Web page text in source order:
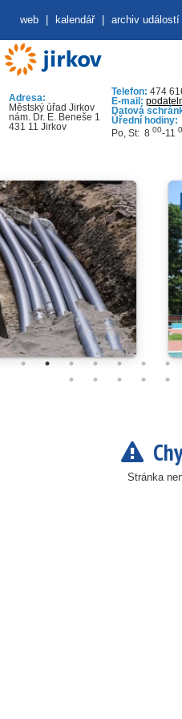
web kalendář archiv událostí
Adresa:
Městský úřad Jirkov
nám. Dr. E. Beneše 1
431 11 Jirkov
Telefon: 474
E-mail:
Datová
Úřední hodiny:
Po, St: 8 00-11
Stránka